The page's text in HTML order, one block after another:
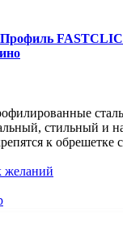
стильный и
к обрешетке
желаний